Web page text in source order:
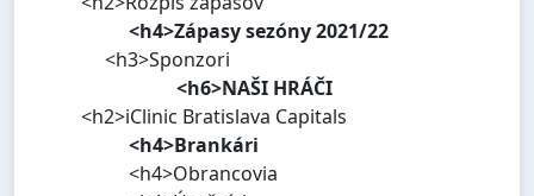
<h4>Zápasy sezóny 2021/22
<h3>Sponzori
<h6>NAŠI HRÁČI
<h2>iClinic Bratislava Capitals
<h4>Brankári
<h4>Obrancovia